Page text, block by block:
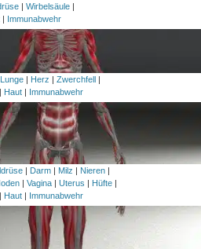
|Wirbelsäule
| Immunabwehr
Lunge | Herz |Zwerchfell |
Haut| Immunabwehr
| Darm | Milz | Nieren |
|Vagina |Uterus | Hüfte |
Haut| Immunabwehr